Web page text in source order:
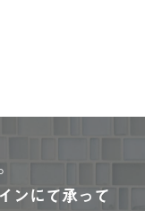
ンにて承って